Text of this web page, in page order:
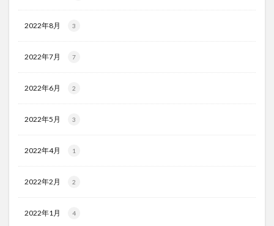
2022年8月 3
2022年7月 7
2022年6月 2
2022年5月 3
2022年4月 1
2022年2月 2
2022年1月 4